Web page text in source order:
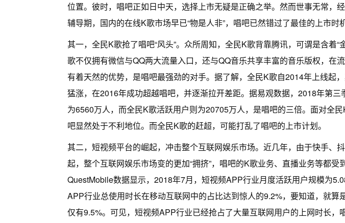
位置。彼时，唱吧正如日中天，选择上市无疑是正确之举。然而世事无常，
辅导期，国内的在线K歌市场早已“物是人非”，唱吧已然错过了最佳的上市时机
其一，全民K歌抢了唱吧“风头”。众所周知，全民K歌背靠腾讯，可谓是含着“
歌不仅拥有微信与QQ两大流量入口，还与QQ音乐共享丰富的音乐版权，在
有着天然的优势，是唱吧最强劲的对手。据了解，全民K歌自2014年上线起
猛涨，在2016年成功超越唱吧，并逐渐拉开差距。据易观数据，2018年第三
为6560万人，而全民K歌活跃用户则为20705万人，是唱吧的三倍。面对全民
吧显然处于不利地位。而全民K歌的赶超，可能打乱了唱吧的上市计划。
其二，短视频平台的崛起，冲击整个互联网娱乐市场。近几年，由于快手、
起，整个互联网娱乐市场变的更加“拥挤”，唱吧的K歌业务、直播业务等都受
QuestMobile数据显示，2018年7月，短视频APP行业月度活跃用户规模为
APP行业总使用时长在移动互联网中的占比达到惊人的9.2%，要知道，就算
仅有9.5%。可见，短视频APP行业已经抢占了大量互联网用户的上网时长，